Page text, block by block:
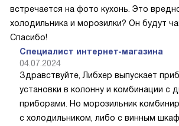
встречается на фото кухонь. Это
холодильника и морозилки? Он будут
Спасибо!
Специалист интернет-магазина
04.07.2024
Здравствуйте, Либхер выпускает
установки в колонну и комбинации с
приборами. Но морозильник
с холодильником, либо с винным